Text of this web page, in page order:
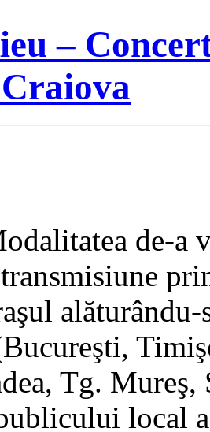
–
de-a
Tg. Mureş,
local